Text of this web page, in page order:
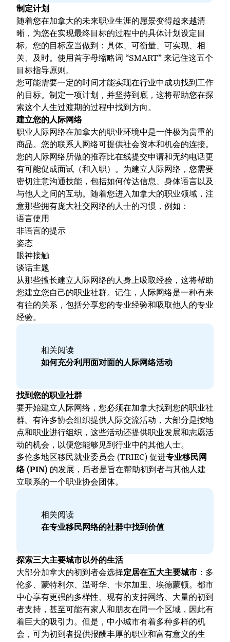
制定计划
随着您在加拿大的未来职业生涯的愿景变得越来越清
晰，为您在实现最终目标的过程中的具体计划设定目
标。您的目标应当做到：具体、可衡量、可实现、相
关、及时。使用首字母缩略词 “SMART” 来记住这五个
目标指导原则。
您可能需要一定的时间才能实现在行业中成功找到工作
的目标。制定一项计划，并坚持到底，这将帮助您在探
索这个人生过渡期的过程中找到方向。
建立您的人际网络
职业人际网络在加拿大的职业环境中是一件极为贵重的
商品。您的联系人网络可提供社会资本和机会的连接。
您的人际网络所做的推荐比在线提交申请和无约电话更
有可能促成面试（和入职）。为建立人际网络，您需要
密切注意沟通技能，包括如何传达信息、身体语言以及
与他人之间的互动。随着您进入加拿大的职业领域，注
意那些拥有庞大社交网络的人士的习惯，例如：
语言使用
非语言的提示
姿态
眼神接触
谈话主题
从那些擅长建立人际网络的人身上吸取经验，这将帮助
您建立您自己的职业社群。记住，人际网络是一种有来
有往的关系，包括分享您的专业经验和吸取他人的专业
经验。
相关阅读
如何充分利用面对面的人际网络活动
找到您的职业社群
要开始建立人际网络，您必须在加拿大找到您的职业社
群。有许多协会组织提供人际交流活动，大部分是按地
点和职业进行组织，这些活动还提供职业发展和志愿活
动的机会，以便您能够见到行业中的其他人士。
多伦多地区移民就业委员会 (TRIEC) 促进专业移民网
络(PIN) 的发展，后者是旨在帮助初到者与其他人建
立联系的一个职业协会团体。
相关阅读
在专业移民网络的社群中找到价值
探索三大主要城市以外的生活
大部分加拿大的初到者会选择定居在五大主要城市 ：多
伦多、蒙特利尔、温哥华、卡尔加里、埃德蒙顿。都市
中心享有更强的多样性、现有的支持网络、大量的初到
者支持，甚至可能有家人和朋友在同一个区域，因此有
着巨大的吸引力。但是，中小城市有着多种多样的机
会，可为初到者提供报酬丰厚的职业和富有意义的生